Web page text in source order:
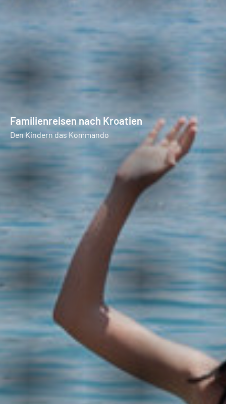
Familienreisen nach Kroatien
Den Kindern das Kommando